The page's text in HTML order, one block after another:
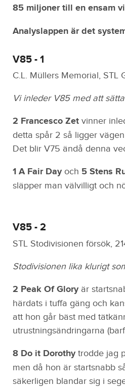
85 miljoner till en ensam
Analyslappen är det
V85 - 1
C.L. Müllers Memorial,
Vi inleder V85 med att
2 Francesco Zetvinner
detta spår 2 så ligger
Det blir V75 ändå denna
1 A Fair Dayoch 5 Stens
släpper man välvilligt och
V85 - 2
STL Stodivisionen försök,
Stodivisionen lika klurigt
2 Peak Of Gloryär
härdats i tuffa gäng och
att hon går bäst med
utrustningsändringarna
8 Do it Dorothytrodde jag
men då hon är startsnabb
säkerligen blandar sig i